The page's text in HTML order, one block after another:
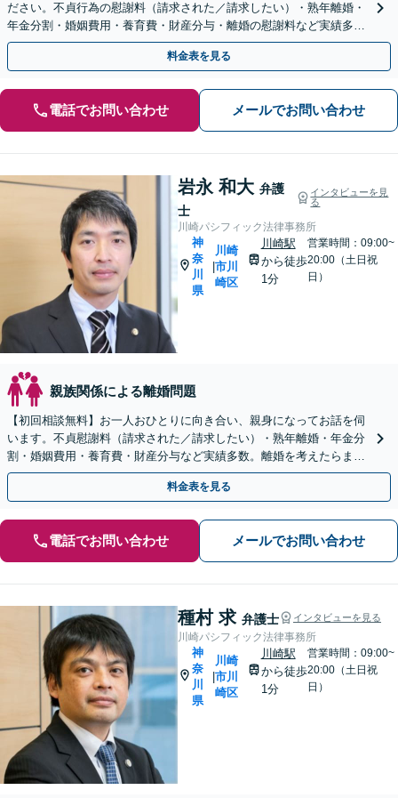
ださい。不貞行為の慰謝料（請求された／請求したい）・熟年離婚・
年金分割・婚姻費用・養育費・財産分与・離婚の慰謝料など実績多
数。あなたの人生の再スタートを全力で後押しします。
料金表を見る
電話でお問い合わせ メールでお問い合わせ
岩永 和大 弁護
士
インタビューを見
る
川崎パシフィック法律事務所
神
奈
川
県
|
川崎
市川
崎区
川崎駅
から徒歩
1分
営業時間：09:00~
20:00（土日祝
日）
親族関係による離婚問題
【初回相談無料】お一人おひとりに向き合い、親身になってお話を伺
います。不貞慰謝料（請求された／請求したい）・熟年離婚・年金分
割・婚姻費用・養育費・財産分与など実績多数。離婚を考えたらまず
は弁護士にご相談ください。【川崎駅徒歩1分】
料金表を見る
電話でお問い合わせ メールでお問い合わせ
種村 求 弁護士 インタビューを見る
川崎パシフィック法律事務所
神
奈
川
県
|
川崎
市川
崎区
川崎駅
から徒歩
1分
営業時間：09:00~
20:00（土日祝
日）